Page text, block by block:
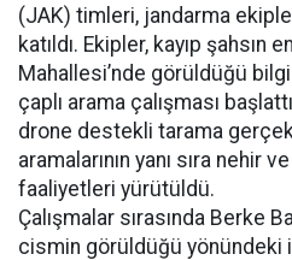
(JAK) timleri, jandarma
katıldı. Ekipler, kayıp şahsın
Mahallesi’nde görüldüğü
çaplı arama çalışması
drone destekli tarama
aramalarının yanı sıra nehir
faaliyetleri yürütüldü.
Çalışmalar sırasında Berke
cismin görüldüğü yönündeki